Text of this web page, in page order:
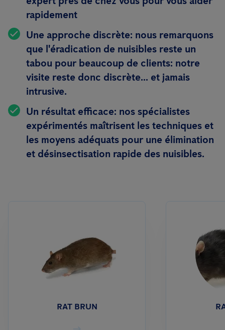
rapidement
Une approche discrète: nous remarquons
que l'éradication de nuisibles reste un
tabou pour beaucoup de clients: notre
visite reste donc discrète... et jamais
intrusive.
Un résultat efficace: nos spécialistes
expérimentés maîtrisent les techniques et
les moyens adéquats pour une élimination
et désinsectisation rapide des nuisibles.
RAT BRUN